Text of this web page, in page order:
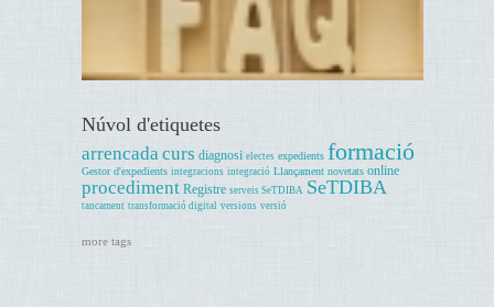
Núvol d'etiquetes
arrencadacurs diagnosi electes expedients formació
Gestor d'expedients integracions integració Llançament novetats online
procediment Registre serveis SeTDIBA SeTDIBA
tancament transformació digital versions versió
more tags